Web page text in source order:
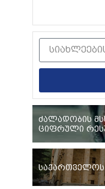
ძალადობის
ციფრული